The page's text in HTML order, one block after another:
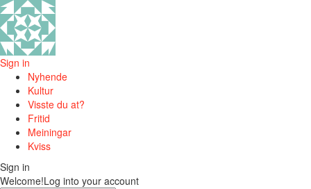
Sign in
Nyhende
Kultur
Visste du at?
Fritid
Meiningar
Kviss
Sign in
Welcome!Log into your account